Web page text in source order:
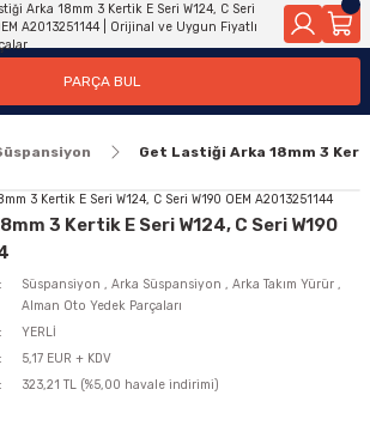
Geri Dön
Geri Dön
Geri Dön
Hatları
Motor Elektrik
Ateşleme Buji Bobin Buji Kablosu
Geri Dön
Geri Dön
Geri Dön
Geri Dön
Geri Dön
Geri Dön
PARÇA BUL
Get Lastiği Arka 18mm 3
3 Kertik E Seri W124, C Seri W190
Süspansiyon , Arka Süspansiyon , Arka Takım Yürür ,
Alman Oto Yedek Parçaları
YERLİ
5,17 EUR + KDV
323,21 TL (%5,00 havale indirimi)